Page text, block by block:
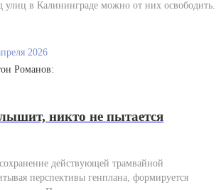
улиц в Калининграде можно от них освободить.
2026
Романов:
никто не пытается
действующей трамвайной
перспективы генплана, формируется